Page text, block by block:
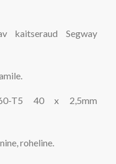
kaitseraud Segway
T5 40 x 2,5mm
roheline.